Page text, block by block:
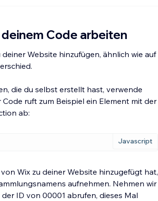
Code arbeiten
Website hinzufügen, ähnlich wie auf
die du selbst erstellt hast, verwende
ruft zum Beispiel ein Element mit der
ab:
Wix zu deiner Website hinzugefügt hat,
aufnehmen. Nehmen wir
ID von 00001 abrufen, dieses Mal